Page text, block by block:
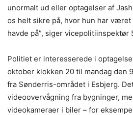
unormalt ud eller optagelser af
os helt sikre på, hvor hun har
havde på”, siger vicepolitiinspektør
Politiet er interesserede i
oktober klokken 20 til mandag den
fra Sønderris-området i Esbjerg.
videoovervågning fra bygninger,
videokameraer i biler – for